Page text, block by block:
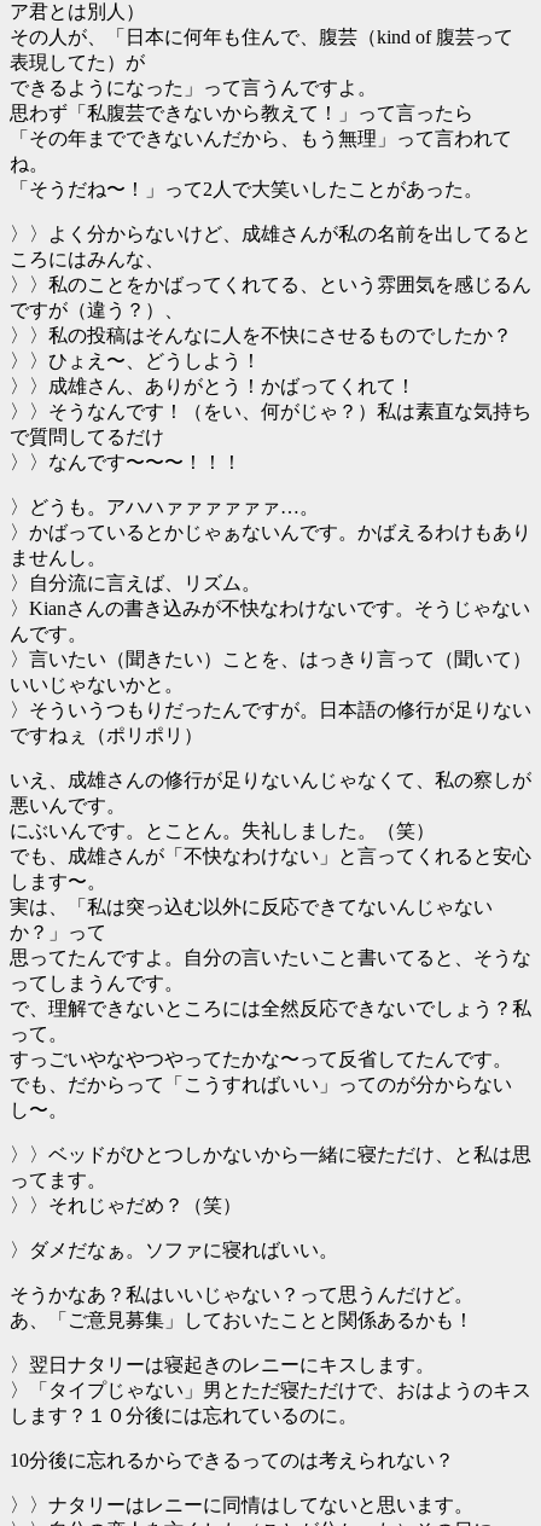
ア君とは別人）
その人が、「日本に何年も住んで、腹芸（kind of 腹芸って
表現してた）が
できるようになった」って言うんですよ。
思わず「私腹芸できないから教えて！」って言ったら
「その年までできないんだから、もう無理」って言われて
ね。
「そうだね〜！」って2人で大笑いしたことがあった。
〉〉よく分からないけど、成雄さんが私の名前を出してると
ころにはみんな、
〉〉私のことをかばってくれてる、という雰囲気を感じるん
ですが（違う？）、
〉〉私の投稿はそんなに人を不快にさせるものでしたか？
〉〉ひょえ〜、どうしよう！
〉〉成雄さん、ありがとう！かばってくれて！
〉〉そうなんです！（をい、何がじゃ？）私は素直な気持ち
で質問してるだけ
〉〉なんです〜〜〜！！！
〉どうも。アハハァァァァァァ…。
〉かばっているとかじゃぁないんです。かばえるわけもあり
ませんし。
〉自分流に言えば、リズム。
〉Kianさんの書き込みが不快なわけないです。そうじゃない
んです。
〉言いたい（聞きたい）ことを、はっきり言って（聞いて）
いいじゃないかと。
〉そういうつもりだったんですが。日本語の修行が足りない
ですねぇ（ポリポリ）
いえ、成雄さんの修行が足りないんじゃなくて、私の察しが
悪いんです。
にぶいんです。とことん。失礼しました。（笑）
でも、成雄さんが「不快なわけない」と言ってくれると安心
します〜。
実は、「私は突っ込む以外に反応できてないんじゃない
か？」って
思ってたんですよ。自分の言いたいこと書いてると、そうな
ってしまうんです。
で、理解できないところには全然反応できないでしょう？私
って。
すっごいやなやつやってたかな〜って反省してたんです。
でも、だからって「こうすればいい」ってのが分からない
し〜。
〉〉ベッドがひとつしかないから一緒に寝ただけ、と私は思
ってます。
〉〉それじゃだめ？（笑）
〉ダメだなぁ。ソファに寝ればいい。
そうかなあ？私はいいじゃない？って思うんだけど。
あ、「ご意見募集」しておいたことと関係あるかも！
〉翌日ナタリーは寝起きのレニーにキスします。
〉「タイプじゃない」男とただ寝ただけで、おはようのキス
します？１０分後には忘れているのに。
10分後に忘れるからできるってのは考えられない？
〉〉ナタリーはレニーに同情はしてないと思います。